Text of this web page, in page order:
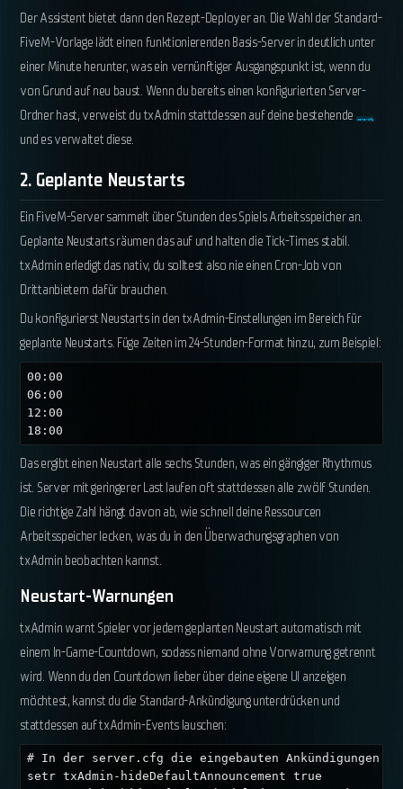
Der Assistent bietet dann den Rezept-Deployer an. Die Wahl der Standard-
FiveM-Vorlage lädt einen funktionierenden Basis-Server in deutlich unter
einer Minute herunter, was ein vernünftiger Ausgangspunkt ist, wenn du
von Grund auf neu baust. Wenn du bereits einen konfigurierten Server-
Ordner hast, verweist du txAdmin stattdessen auf deine bestehende
server.cfg
und es verwaltet diese.
2. Geplante Neustarts
Ein FiveM-Server sammelt über Stunden des Spiels Arbeitsspeicher an.
Geplante Neustarts räumen das auf und halten die Tick-Times stabil.
txAdmin erledigt das nativ, du solltest also nie einen Cron-Job von
Drittanbietern dafür brauchen.
Du konfigurierst Neustarts in den txAdmin-Einstellungen im Bereich für
geplante Neustarts. Füge Zeiten im 24-Stunden-Format hinzu, zum Beispiel:
00:00
06:00
12:00
18:00
Das ergibt einen Neustart alle sechs Stunden, was ein gängiger Rhythmus
ist. Server mit geringerer Last laufen oft stattdessen alle zwölf Stunden.
Die richtige Zahl hängt davon ab, wie schnell deine Ressourcen
Arbeitsspeicher lecken, was du in den Überwachungsgraphen von
txAdmin beobachten kannst.
Neustart-Warnungen
txAdmin warnt Spieler vor jedem geplanten Neustart automatisch mit
einem In-Game-Countdown, sodass niemand ohne Vorwarnung getrennt
wird. Wenn du den Countdown lieber über deine eigene UI anzeigen
möchtest, kannst du die Standard-Ankündigung unterdrücken und
stattdessen auf txAdmin-Events lauschen:
# In der server.cfg die eingebauten Ankündigungen
setr txAdmin-hideDefaultAnnouncement true